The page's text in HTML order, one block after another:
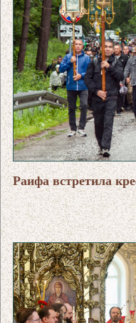
Раифа встретила